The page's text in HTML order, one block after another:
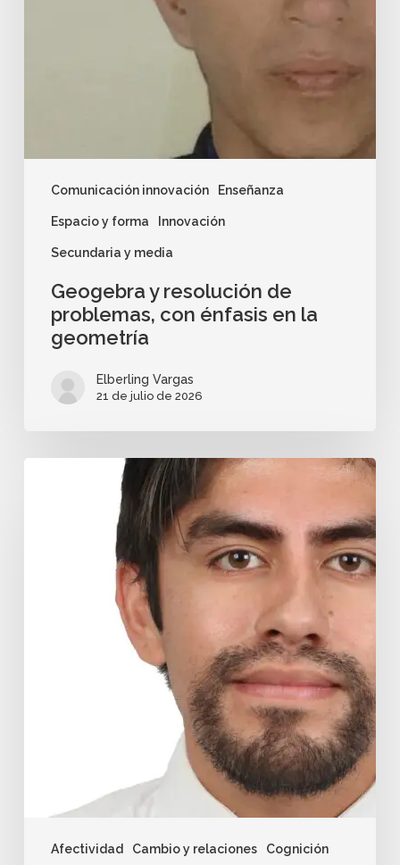
Comunicación innovación Enseñanza
Espacio y forma Innovación
Secundaria y media
Geogebra y resolución de
problemas, con énfasis en la
geometría
Elberling Vargas
21 de julio de 2026
Afectividad Cambio y relaciones Cognición